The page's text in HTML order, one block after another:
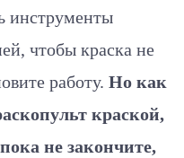
инструменты
чтобы краска не
работу. Но как
краской,
не закончите,